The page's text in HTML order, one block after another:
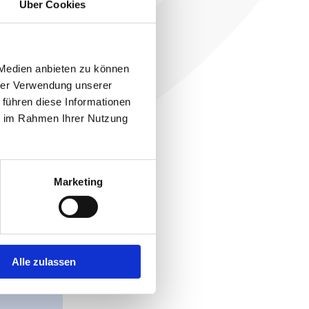
Über Cookies
anbieten zu können
Verwendung unserer
diese Informationen
Rahmen Ihrer Nutzung
Marketing
Alle zulassen